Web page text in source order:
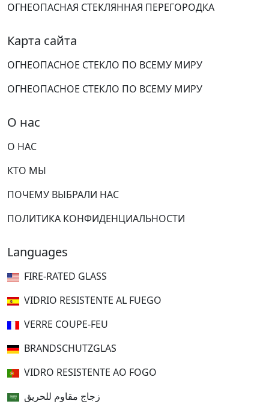
ОГНЕОПАСНАЯ СТЕКЛЯННАЯ ПЕРЕГОРОДКА
Карта сайта
ОГНЕОПАСНОЕ СТЕКЛО ПО ВСЕМУ МИРУ
ОГНЕОПАСНОЕ СТЕКЛО ПО ВСЕМУ МИРУ
О нас
О НАС
КТО МЫ
ПОЧЕМУ ВЫБРАЛИ НАС
ПОЛИТИКА КОНФИДЕНЦИАЛЬНОСТИ
Languages
FIRE-RATED GLASS
VIDRIO RESISTENTE AL FUEGO
VERRE COUPE-FEU
BRANDSCHUTZGLAS
VIDRO RESISTENTE AO FOGO
زجاج مقاوم للحريق